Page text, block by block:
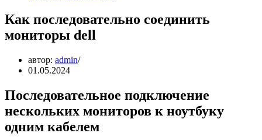
Как последовательно соединить
мониторы dell
автор: admin
01.05.2024
Последовательное подключение
нескольких мониторов к ноутбуку
одним кабелем